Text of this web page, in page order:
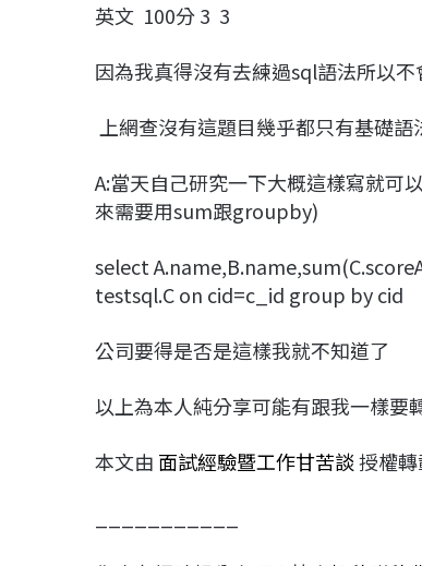
英文 100分 3 3
因為我真得沒有去練過sql語法所以
上網查沒有這題目幾乎都只有基礎
A:當天自己研究一下大概這樣寫就可
來需要用sum跟groupby)
select
testsql.C on cid=c_id group by cid
公司要得是否是這樣我就不知道了
以上為本人純分享可能有跟我一樣要
本文由 面試經驗暨工作甘苦談授權